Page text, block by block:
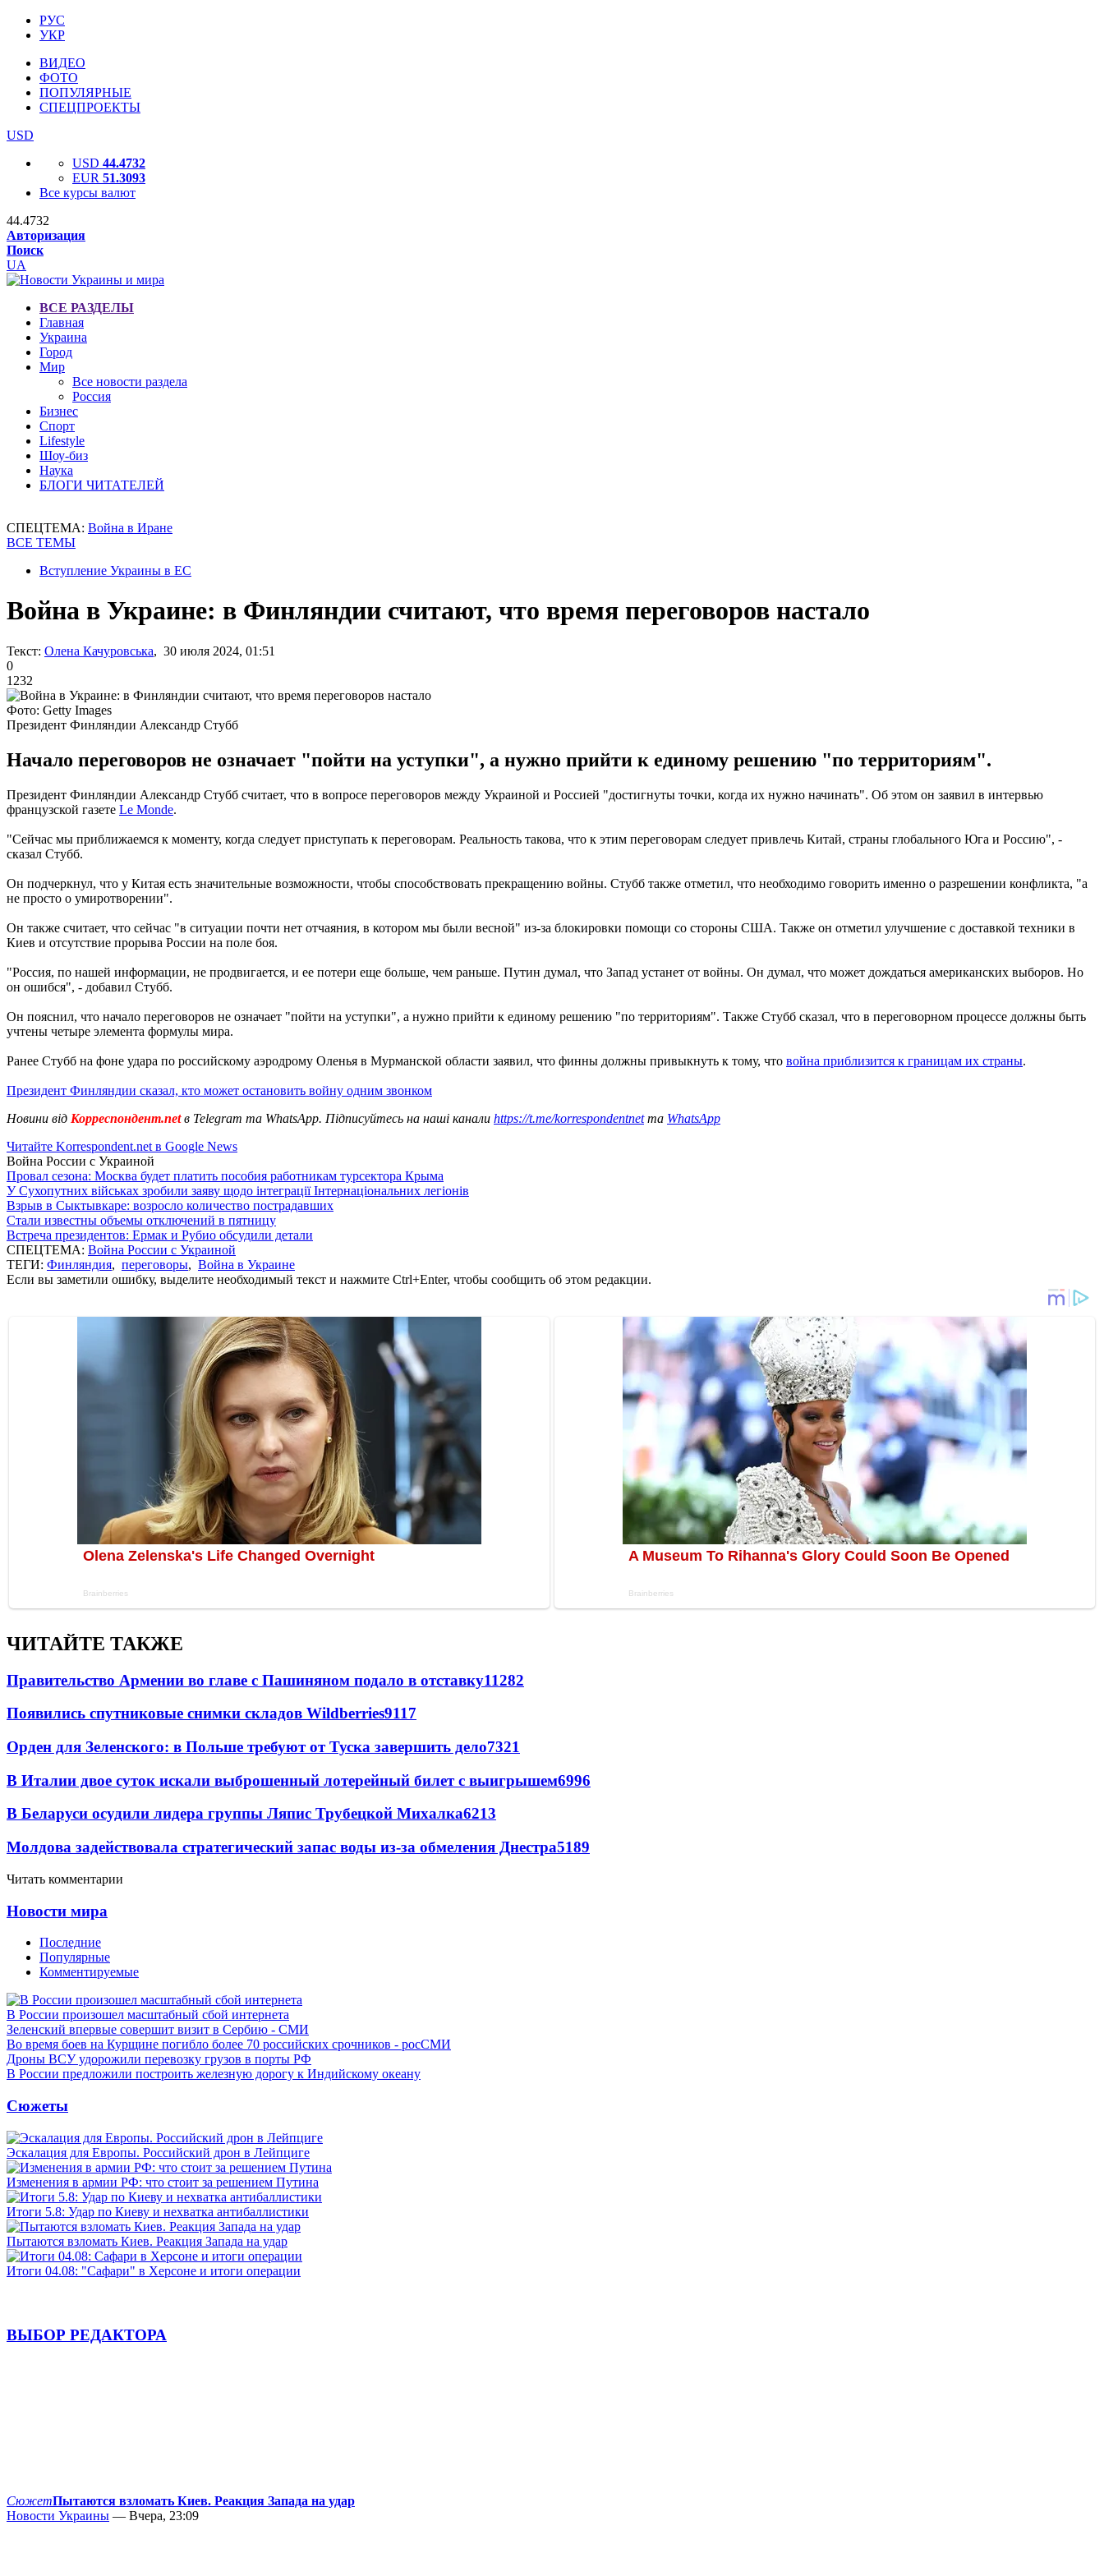
РУС
УКР
ВИДЕО
ФОТО
ПОПУЛЯРНЫЕ
СПЕЦПРОЕКТЫ
USD
USD 44.4732
EUR 51.3093
Все курсы валют
44.4732
Авторизация
Поиск
UA
ВСЕ РАЗДЕЛЫ
Главная
Украина
Город
Мир
Все новости раздела
Россия
Бизнес
Спорт
Lifestyle
Шоу-биз
Наука
БЛОГИ ЧИТАТЕЛЕЙ
СПЕЦТЕМА: Война в Иране
ВСЕ ТЕМЫ
Вступление Украины в ЕС
Война в Украине: в Финляндии считают, что время переговоров настало
Текст: Олена Качуровська, 30 июля 2024, 01:51
0
1232
Фото: Getty Images
Президент Финляндии Александр Стубб
Начало переговоров не означает "пойти на уступки", а нужно прийти к единому решению "по территориям".
Президент Финляндии Александр Стубб считает, что в вопросе переговоров между Украиной и Россией "достигнуты точки, когда их нужно начинать". Об этом он заявил в интервью
французской газете Le Monde.
"Сейчас мы приближаемся к моменту, когда следует приступать к переговорам. Реальность такова, что к этим переговорам следует привлечь Китай, страны глобального Юга и Россию", -
сказал Стубб.
Он подчеркнул, что у Китая есть значительные возможности, чтобы способствовать прекращению войны. Стубб также отметил, что необходимо говорить именно о разрешении конфликта, "а
не просто о умиротворении".
Он также считает, что сейчас "в ситуации почти нет отчаяния, в котором мы были весной" из-за блокировки помощи со стороны США. Также он отметил улучшение с доставкой техники в
Киев и отсутствие прорыва России на поле боя.
"Россия, по нашей информации, не продвигается, и ее потери еще больше, чем раньше. Путин думал, что Запад устанет от войны. Он думал, что может дождаться американских выборов. Но
он ошибся", - добавил Стубб.
Он пояснил, что начало переговоров не означает "пойти на уступки", а нужно прийти к единому решению "по территориям". Также Стубб сказал, что в переговорном процессе должны быть
учтены четыре элемента формулы мира.
Ранее Стубб на фоне удара по российскому аэродрому Оленья в Мурманской области заявил, что финны должны привыкнуть к тому, что война приблизится к границам их страны.
Президент Финляндии сказал, кто может остановить войну одним звонком
Новини від Корреспондент.netв Telegram та WhatsApp. Підписуйтесь на наші канали https://t.me/korrespondentnetта WhatsApp
Читайте Korrespondent.net в Google News
Война России с Украиной
Провал сезона: Москва будет платить пособия работникам турсектора Крыма
У Сухопутних військах зробили заяву щодо інтеграції Інтернаціональних легіонів
Взрыв в Сыктывкаре: возросло количество пострадавших
Стали известны объемы отключений в пятницу
Встреча президентов: Ермак и Рубио обсудили детали
СПЕЦТЕМА: Война России с Украиной
ТЕГИ: Финляндия, переговоры, Война в Украине
Если вы заметили ошибку, выделите необходимый текст и нажмите Ctrl+Enter, чтобы сообщить об этом редакции.
ЧИТАЙТЕ ТАКЖЕ
Правительство Армении во главе с Пашиняном подало в отставку11282
Появились спутниковые снимки складов Wildberries9117
Орден для Зеленского: в Польше требуют от Туска завершить дело7321
В Италии двое суток искали выброшенный лотерейный билет с выигрышем6996
В Беларуси осудили лидера группы Ляпис Трубецкой Михалка6213
Молдова задействовала стратегический запас воды из-за обмеления Днестра5189
Читать комментарии
Новости мира
Последние
Популярные
Комментируемые
В России произошел масштабный сбой интернета
Зеленский впервые совершит визит в Сербию - СМИ
Во время боев на Курщине погибло более 70 российских срочников - росСМИ
Дроны ВСУ удорожили перевозку грузов в порты РФ
В России предложили построить железную дорогу к Индийскому океану
Сюжеты
Эскалация для Европы. Российский дрон в Лейпциге
Изменения в армии РФ: что стоит за решением Путина
Итоги 5.8: Удар по Киеву и нехватка антибаллистики
Пытаются взломать Киев. Реакция Запада на удар
Итоги 04.08: "Сафари" в Херсоне и итоги операции
ВЫБОР РЕДАКТОРА
СюжетПытаются взломать Киев. Реакция Запада на удар
Новости Украины — Вчера, 23:09